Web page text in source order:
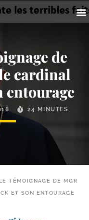
de
cardinal
entourage
24 MINUTES
TÉMOIGNAGE DE MGR
ET SON ENTOURAGE